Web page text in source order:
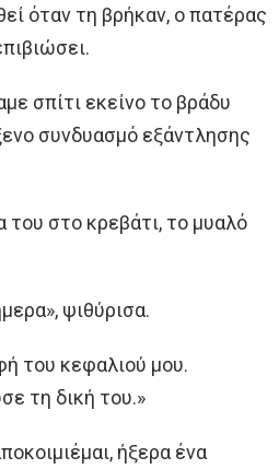
όταν τη βρήκαν, ο πατέρας
σπίτι εκείνο το βράδυ
συνδυασμό εξάντλησης
του στο κρεβάτι, το μυαλό
ψιθύρισα.
του κεφαλιού μου.
τη δική του.»
ήξερα ένα